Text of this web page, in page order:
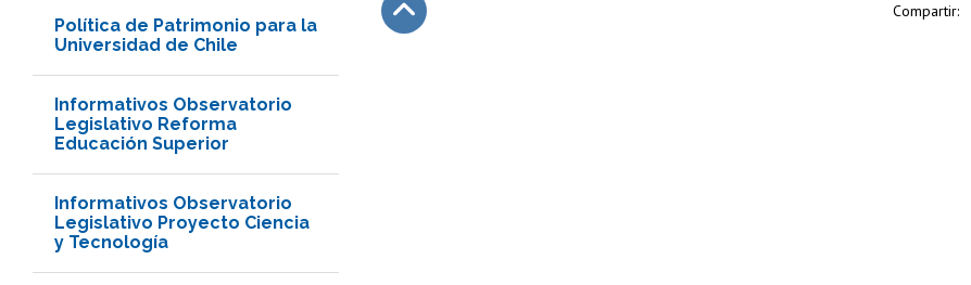
Política de Patrimonio para la
Universidad de Chile
Informativos Observatorio
Legislativo Reforma
Educación Superior
Informativos Observatorio
Legislativo Proyecto Ciencia
y Tecnología
Compartir: